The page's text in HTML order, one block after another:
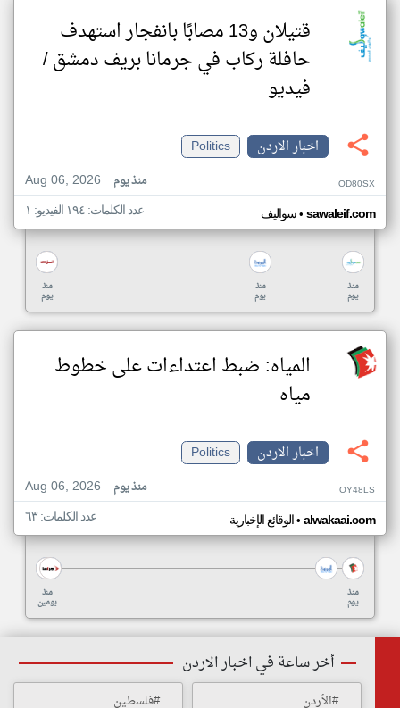
قتيلان و13 مصابًا بانفجار استهدف
حافلة ركاب في جرمانا بريف دمشق /
فيديو
اخبار الاردن
Politics
Aug 06, 2026
منذ يوم OD80SX
سواليف• sawaleif.com عدد الكلمات: ١٩٤ الفيديو: ١
منذ
يوم
منذ
يوم
منذ
يوم
المياه: ضبط اعتداءات على خطوط
مياه
اخبار الاردن
Politics
Aug 06, 2026
منذ يوم OY48LS
الوقائع الإخبارية• alwakaai.com عدد الكلمات: ٦٣
منذ
يومين
منذ
يوم
أخر ساعة في اخبار الاردن
#الأردن #فلسطين